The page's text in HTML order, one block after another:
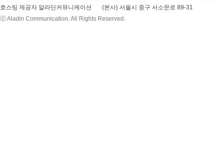
호스팅 제공자 알라딘커뮤니케이션
(본사) 서울시 중구 서소문로 89-31
ⓒ Aladin Communication. All Rights Reserved.